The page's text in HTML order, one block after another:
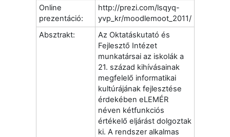
Online
prezentáció:
http://prezi.com/lsqyq-
yvp_kr/moodlemoot_2011/
Absztrakt:
Az Oktatáskutató és
Fejlesztő Intézet
munkatársai az iskolák a
21. század kihívásainak
megfelelő informatikai
kultúrájának fejlesztése
érdekében eLEMÉR
néven kétfunkciós
értékelő eljárást dolgoztak
ki. A rendszer alkalmas